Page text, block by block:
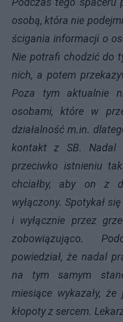
osobą, która nie
ścigania informacji o
Nie potrafi chodzić do
nich, a potem
Poza tym aktualnie
osobami, które w
działalność m.in.
kontakt z SB. Nadal
przeciwko istnieniu
chciałby, aby on z
wyłączony. Spotykał
i wyłącznie przez
zobowiązująco.
powiedział, że nadal
na tym samym
miesiące wykazały,
kłopoty z sercem.